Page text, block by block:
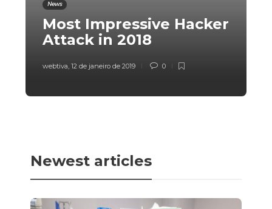
News
Most Impressive Hacker
Attack in 2018
webtiva, 12 de janeiro de 2019 0
Newest articles